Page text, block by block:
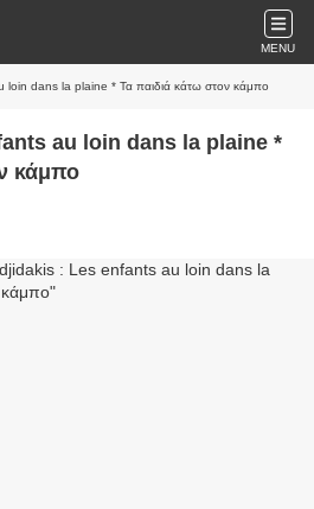
MENU
dans la plaine * Τα παιδιά κάτω στον κάμπο
au loin dans la plaine *
κάμπο